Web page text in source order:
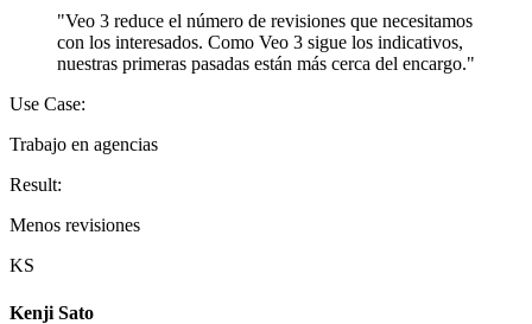
"Veo 3 reduce el número de revisiones que necesitamos
con los interesados. Como Veo 3 sigue los indicativos,
nuestras primeras pasadas están más cerca del encargo."
Use Case:
Trabajo en agencias
Result:
Menos revisiones
KS
Kenji Sato